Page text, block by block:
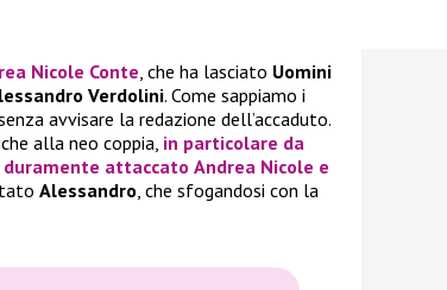
Nicole Conte, che ha lasciato Uomini
Verdolini. Come sappiamo i
avvisare la redazione dell’accaduto.
alla neo coppia, in particolare da
duramente attaccato Andrea Nicole e
Alessandro, che sfogandosi con la